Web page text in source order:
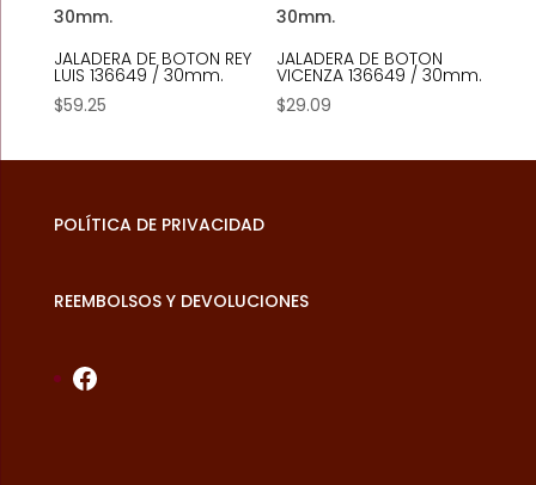
JALADERA DE BOTON REY
LUIS 136649 / 30mm.
$59.25
JALADERA DE BOTON
VICENZA 136649 / 30mm.
$29.09
POLÍTICA DE PRIVACIDAD
REEMBOLSOS Y DEVOLUCIONES
Facebook